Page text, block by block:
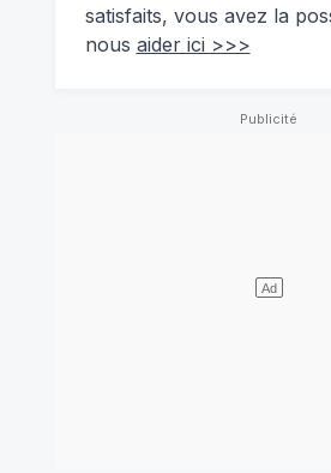
satisfaits, vous avez la
nous aider ici >>>